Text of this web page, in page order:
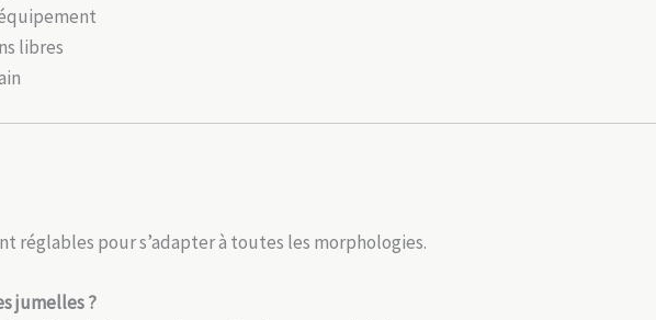
libres
réglables pour s’adapter à toutes les morphologies.
jumelles ?